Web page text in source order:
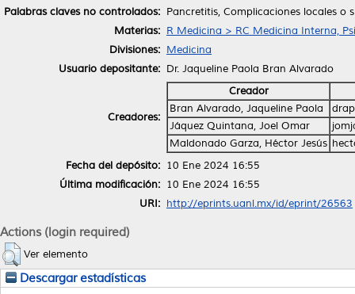
Palabras claves no controlados: Pancretitis, Complicaciones locales o
Materias: R Medicina > RC Medicina Interna,
Divisiones: Medicina
Usuario depositante: Dr. Jaqueline Paola Bran Alvarado
Creadores:
Creador
Bran Alvarado, Jaqueline Paola
Jáquez Quintana, Joel Omar
Maldonado Garza, Héctor Jesús
Fecha del depósito: 10 Ene 2024 16:55
Última modificación: 10 Ene 2024 16:55
URI: http://eprints.uanl.mx/id/eprint/26563
Actions (login required)
Ver elemento
Descargar estadísticas